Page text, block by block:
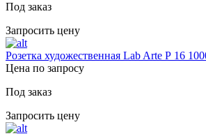
Под заказ
Запросить цену
Розетка художественная Lab Arte Р 16
Цена по запросу
Под заказ
Запросить цену